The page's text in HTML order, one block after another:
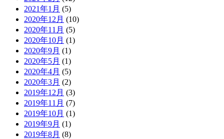
2021年1月 (5)
2020年12月 (10)
2020年11月 (5)
2020年10月 (1)
2020年9月 (1)
2020年5月 (1)
2020年4月 (5)
2020年3月 (2)
2019年12月 (3)
2019年11月 (7)
2019年10月 (1)
2019年9月 (1)
2019年8月 (8)